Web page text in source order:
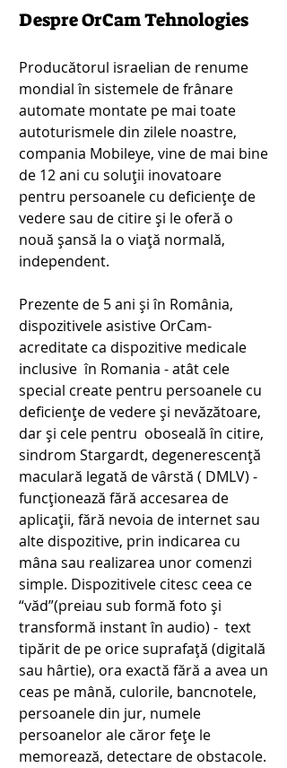
Despre OrCam Tehnologies
Producătorul israelian de renume
mondial în sistemele de frânare
automate montate pe mai toate
autoturismele din zilele noastre,
compania Mobileye, vine de mai bine
de 12 ani cu soluții inovatoare
pentru persoanele cu deficiențe de
vedere sau de citire și le oferă o
nouă șansă la o viață normală,
independent.
Prezente de 5 ani și în România,
dispozitivele asistive OrCam-
acreditate ca dispozitive medicale
inclusive  în Romania - atât cele
special create pentru persoanele cu
deficiențe de vedere și nevăzătoare,
dar și cele pentru  oboseală în citire,
sindrom Stargardt, degenerescență
maculară legată de vârstă ( DMLV) -
funcționează fără accesarea de
aplicații, fără nevoia de internet sau
alte dispozitive, prin indicarea cu
mâna sau realizarea unor comenzi
simple. Dispozitivele citesc ceea ce
“văd”(preiau sub formă foto și
transformă instant în audio) -  text
tipărit de pe orice suprafață (digitală
sau hârtie), ora exactă fără a avea un
ceas pe mână, culorile, bancnotele,
persoanele din jur, numele
persoanelor ale căror fețe le
memorează, detectare de obstacole.